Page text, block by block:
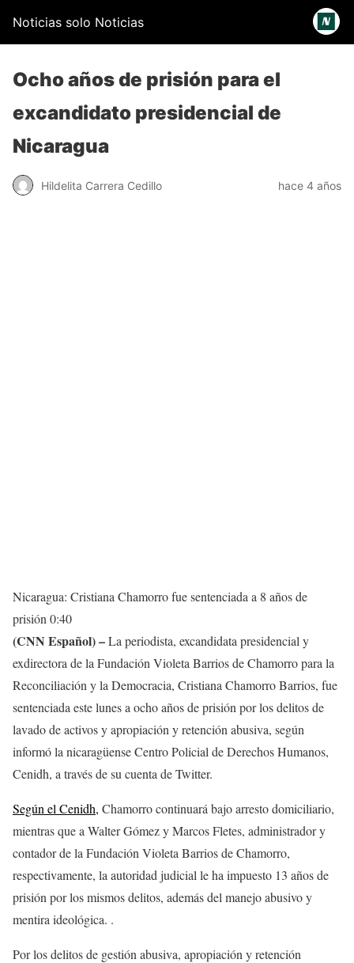
Noticias solo Noticias
Ocho años de prisión para el
excandidato presidencial de
Nicaragua
Hildelita Carrera Cedillo hace 4 años
Nicaragua: Cristiana Chamorro fue sentenciada a 8 años de
prisión 0:40
(CNN Español) –La periodista, excandidata presidencial y
exdirectora de la Fundación Violeta Barrios de Chamorro para la
Reconciliación y la Democracia, Cristiana Chamorro Barrios, fue
sentenciada este lunes a ocho años de prisión por los delitos de
lavado de activos y apropiación y retención abusiva, según
informó la nicaragüense Centro Policial de Derechos Humanos,
Cenidh, a través de su cuenta de Twitter.
Según el Cenidh, Chamorro continuará bajo arresto domiciliario,
mientras que a Walter Gómez y Marcos Fletes, administrador y
contador de la Fundación Violeta Barrios de Chamorro,
respectivamente, la autoridad judicial le ha impuesto 13 años de
prisión por los mismos delitos, además del manejo abusivo y
mentira ideológica. .
Por los delitos de gestión abusiva, apropiación y retención